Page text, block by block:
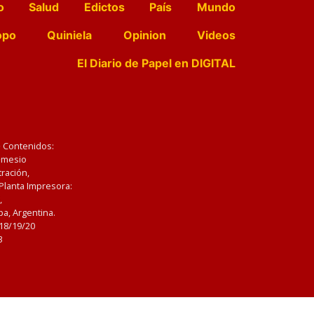
Salud Edictos País
Mundo
Quiniela Opinion
Videos
El Diario de Papel en DIGITAL
Impresora:
Argentina.
19/20